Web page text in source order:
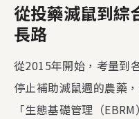
從投藥滅鼠到綜
長路
從2015年開始，考量到
停止補助滅鼠週的農藥
「生態基礎管理（